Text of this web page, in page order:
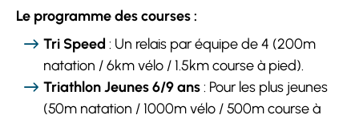
Le programme des courses :
Tri Speed : Un relais par équipe de 4 (200m
natation / 6km vélo / 1.5km course à pied).
Triathlon Jeunes 6/9 ans: Pour les plus jeunes
(50m natation / 1000m vélo / 500m course à